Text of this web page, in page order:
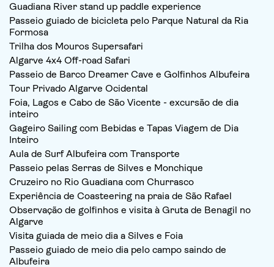
Guadiana River stand up paddle experience
Passeio guiado de bicicleta pelo Parque Natural da Ria
Formosa
Trilha dos Mouros Supersafari
Algarve 4x4 Off-road Safari
Passeio de Barco Dreamer Cave e Golfinhos Albufeira
Tour Privado Algarve Ocidental
Foia, Lagos e Cabo de São Vicente - excursão de dia
inteiro
Gageiro Sailing com Bebidas e Tapas Viagem de Dia
Inteiro
Aula de Surf Albufeira com Transporte
Passeio pelas Serras de Silves e Monchique
Cruzeiro no Rio Guadiana com Churrasco
Experiência de Coasteering na praia de São Rafael
Observação de golfinhos e visita à Gruta de Benagil no
Algarve
Visita guiada de meio dia a Silves e Foia
Passeio guiado de meio dia pelo campo saindo de
Albufeira